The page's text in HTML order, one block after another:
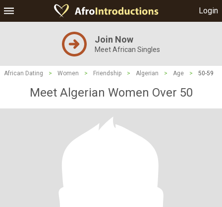
Login
Join Now
Meet African Singles
African Dating > Women > Friendship > Algerian > Age > 50-59
Meet Algerian Women Over 50